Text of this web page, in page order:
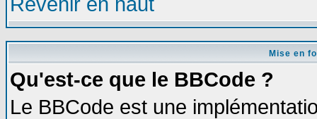
Mise en
Qu'est-ce que le BBCode ?
Le BBCode est une